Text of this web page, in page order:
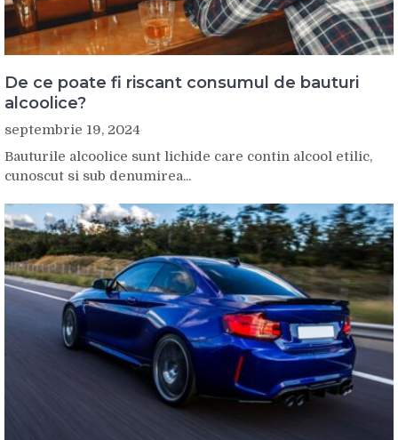
De ce poate fi riscant consumul de bauturi
alcoolice?
septembrie 19, 2024
Bauturile alcoolice sunt lichide care contin alcool etilic,
cunoscut si sub denumirea...